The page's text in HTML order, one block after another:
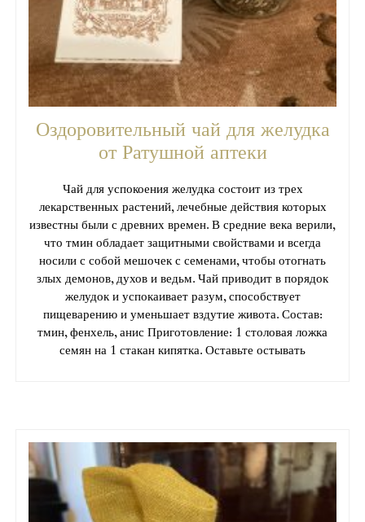
Оздоровительный чай для желудка
от Ратушной аптеки
Чай для успокоения желудка состоит из трех
лекарственных растений, лечебные действия которых
известны были с древних времен. В средние века верили,
что тмин обладает защитными свойствами и всегда
носили с собой мешочек с семенами, чтобы отогнать
злых демонов, духов и ведьм. Чай приводит в порядок
желудок и успокаивает разум, способствует
пищеварению и уменьшает вздутие живота. Состав:
тмин, фенхель, анис Приготовление: 1 столовая ложка
семян на 1 стакан кипятка. Оставьте остывать